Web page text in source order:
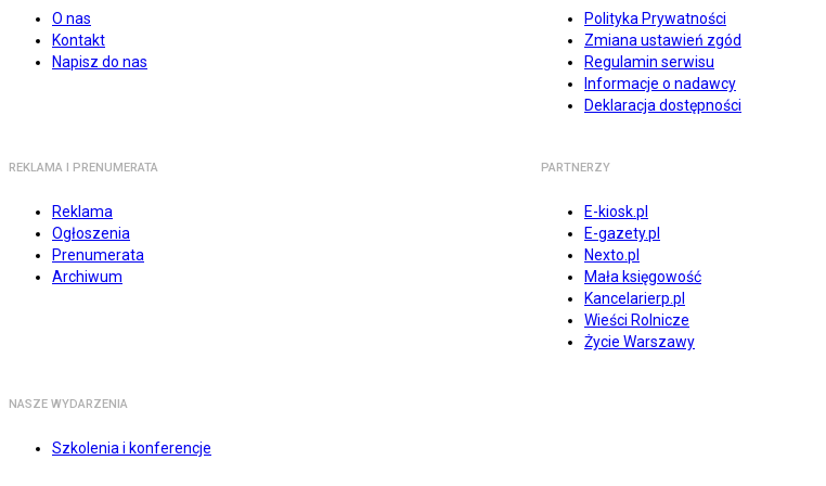
O nas
Kontakt
Napisz do nas
Polityka Prywatności
Zmiana ustawień zgód
Regulamin serwisu
Informacje o nadawcy
Deklaracja dostępności
REKLAMA I PRENUMERATA
Reklama
Ogłoszenia
Prenumerata
Archiwum
PARTNERZY
E-kiosk.pl
E-gazety.pl
Nexto.pl
Mała księgowość
Kancelarierp.pl
Wieści Rolnicze
Życie Warszawy
NASZE WYDARZENIA
Szkolenia i konferencje